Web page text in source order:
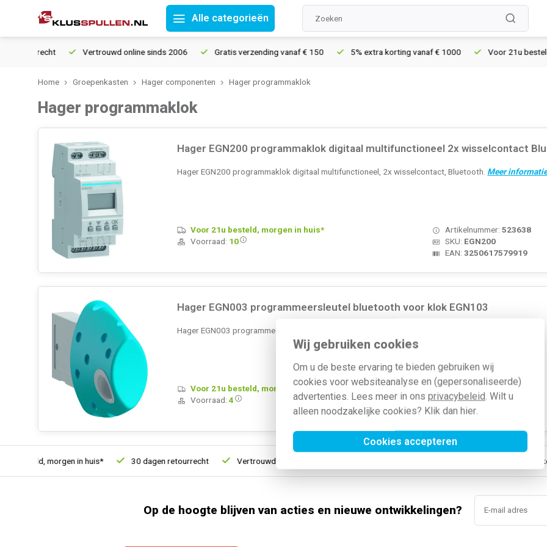
Wij gebruiken cookies
Om u de beste ervaring te bieden gebruiken wij
cookies voor websiteanalyse en (gepersonaliseerde)
advertenties. Lees meer in ons privacybeleid. Wilt u
alleen noodzakelijke cookies? Klik dan hier.
Cookies accepteren
Alle categorieën
retourrecht Vertrouwd online sinds 2006 Gratis verzending vanaf € 150 5% extra korting vanaf € 1000 Voor 21u besteld,
Home Groepenkasten Hager componenten Hager programmaklok
Hager programmaklok
Hager EGN200 programmaklok digitaal multifunctioneel 2x wisselcontact
Hager EGN200 programmaklok digitaal multifunctioneel, 2x wisselcontact, Bluetooth. Meer
Artikelnummer:523638
SKU: EGN200
EAN:3250617579919
Voor 21u besteld, morgen in huis*
Voorraad: 10
Hager EGN003 programmeersleutel bluetooth voor klok EGN103
Hager EGN003 programmeersleutel Bluetooth voor programmaklok EGN103.
Artikelnummer:523599
SKU:EGN003
EAN:3250618502442
Voor 21u besteld, morgen in huis*
Voorraad: 4
besteld, morgen in huis* 30 dagen retourrecht Vertrouwd online sinds 2006 5% extra
Op de hoogte blijven van acties en nieuwe ontwikkelingen?